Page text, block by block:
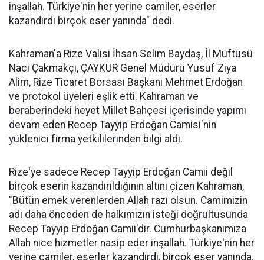
inşallah. Türkiye'nin her yerine camiler, eserler
kazandırdı birçok eser yanında" dedi.
Kahraman'a Rize Valisi İhsan Selim Baydaş, İl Müftüsü
Naci Çakmakçı, ÇAYKUR Genel Müdürü Yusuf Ziya
Alim, Rize Ticaret Borsası Başkanı Mehmet Erdoğan
ve protokol üyeleri eşlik etti. Kahraman ve
beraberindeki heyet Millet Bahçesi içerisinde yapımı
devam eden Recep Tayyip Erdoğan Camisi'nin
yüklenici firma yetkililerinden bilgi aldı.
Rize'ye sadece Recep Tayyip Erdoğan Camii değil
birçok eserin kazandırıldığının altını çizen Kahraman,
"Bütün emek verenlerden Allah razı olsun. Camimizin
adı daha önceden de halkımızın isteği doğrultusunda
Recep Tayyip Erdoğan Camii'dir. Cumhurbaşkanımıza
Allah nice hizmetler nasip eder inşallah. Türkiye'nin her
yerine camiler, eserler kazandırdı, birçok eser yanında.